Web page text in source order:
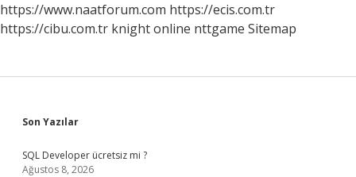
Mı
https://www.naatforum.com https://ecis.com.tr
https://cibu.com.tr knight online nttgame Sitemap
Sidebar
Son Yazılar
SQL Developer ücretsiz mi ?
Ağustos 8, 2026